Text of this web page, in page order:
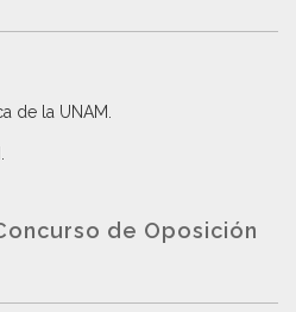
de la UNAM
de Oposición